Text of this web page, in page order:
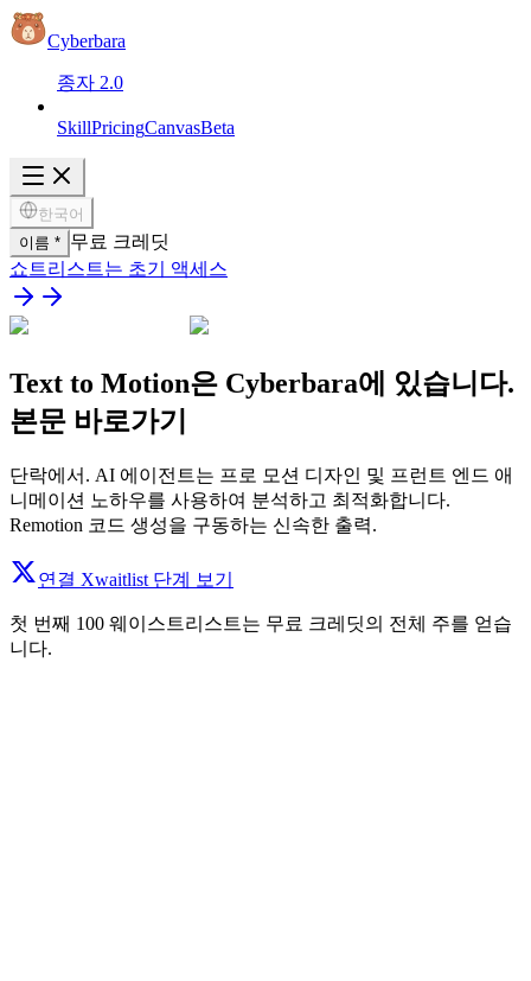
Cyberbara
종자 2.0
SkillPricingCanvasBeta
한국어
이름 * 무료 크레딧
쇼트리스트는 초기 액세스
Text to Motion은 Cyberbara에 있습니다.
본문 바로가기
단락에서. AI 에이전트는 프로 모션 디자인 및 프런트 엔드 애
니메이션 노하우를 사용하여 분석하고 최적화합니다.
Remotion 코드 생성을 구동하는 신속한 출력.
연결 Xwaitlist 단계 보기
첫 번째 100 웨이스트리스트는 무료 크레딧의 전체 주를 얻습
니다.